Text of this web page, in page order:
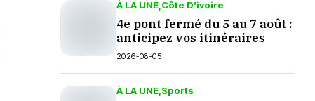
À LA UNE Côte D’ivoire
4e pont fermé du 5 au 7 août :
anticipez vos itinéraires
2026-08-05
À LA UNE Sports